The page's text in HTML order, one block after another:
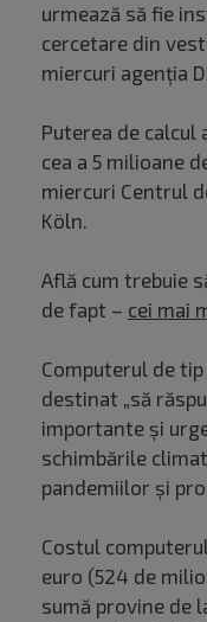
urmează să fie
cercetare din
miercuri agenţia
Puterea de calcul
cea a 5 milioane
miercuri Centrul
Köln.
Află cum trebuie
de fapt – cei mai
Computerul de tip
destinat „să
importante şi
schimbările
pandemiilor şi
Costul
euro (524 de
sumă provine de